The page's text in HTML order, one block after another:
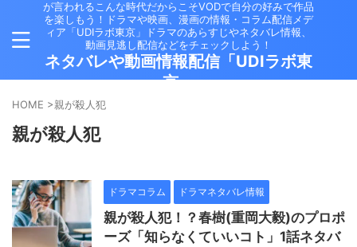
が言われるこんな時代だからこそVODで自分の好みで作品
を楽しもう！ドラマや映画、漫画の情報・コラム配信メデ
ィア「UDIラボ東京」ドラマのあらすじやネタバレ情報、
動画見逃し配信などをチェックしよう！
ネタバレや動画情報配信「UDIラボ東
京」
HOME >親が殺人犯
親が殺人犯
ドラマコラム ドラマネタバレ情報
親が殺人犯！？春樹(重岡大毅)のプロポ
ーズ「知らなくていいコト」1話ネタバ